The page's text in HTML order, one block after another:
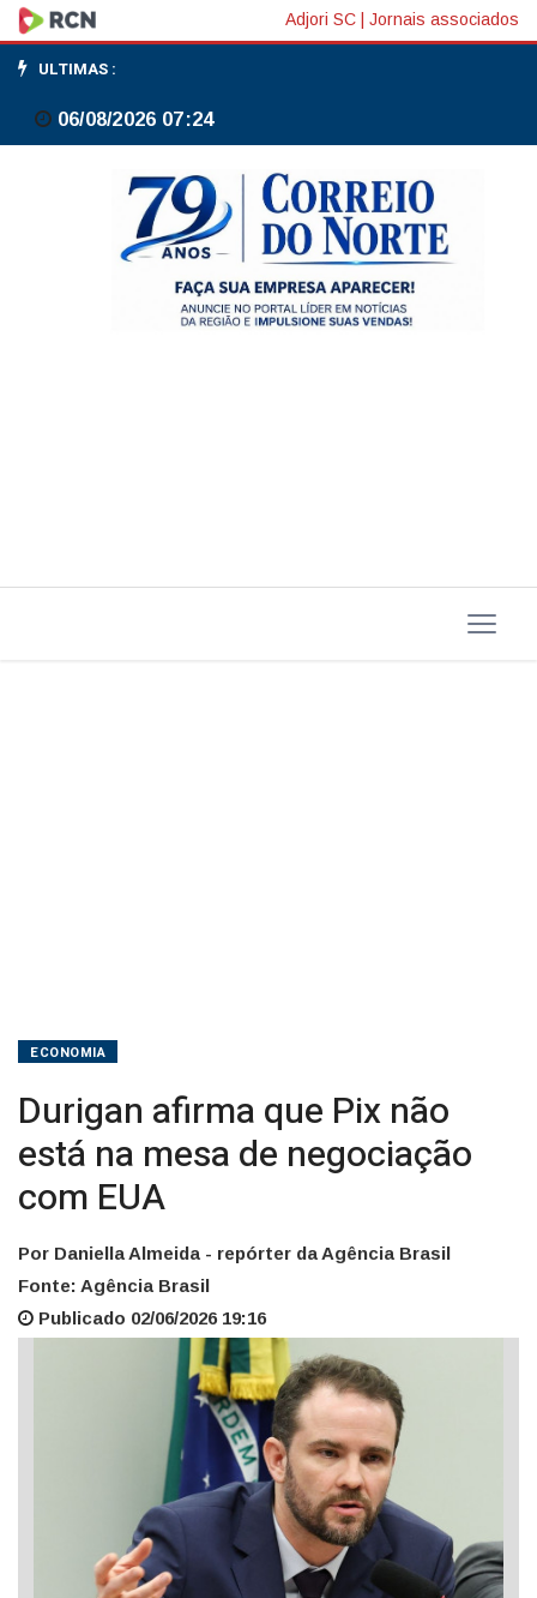
Durigan
afirma
que
EUA
Adjori SC Jornais associados
ULTIMAS :
06/08/2026 07:24
ECONOMIA
Durigan afirma que Pix não
está na mesa de negociação
com EUA
Por Daniella Almeida - repórter da Agência Brasil
Fonte: Agência Brasil
Publicado 02/06/2026 19:16